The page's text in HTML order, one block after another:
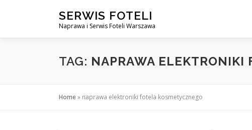
SERWIS FOTELI
Naprawa i Serwis Foteli Warszawa
TAG: NAPRAWA ELEKTRONIKI
Home» naprawa elektroniki fotela kosmetycznego